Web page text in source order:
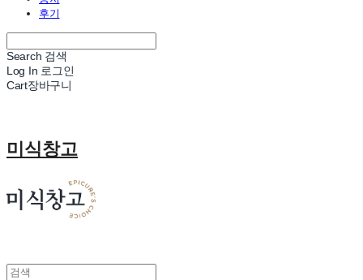
후기
Search 검색
Log In 로그인
Cart장바구니
미식창고